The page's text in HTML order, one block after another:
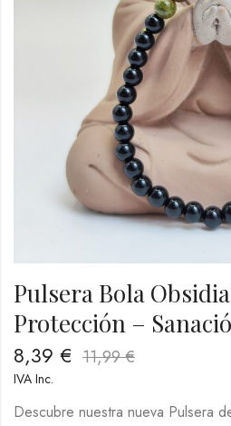
Pulsera Bola
Protección –
8,39 € 11,99€
IVA Inc.
Descubre nuestra nueva Pulsera